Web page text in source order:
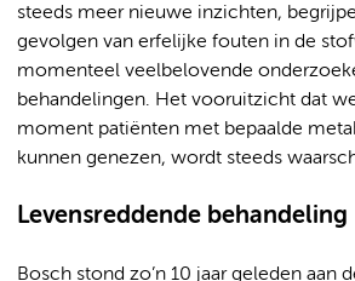
steeds meer nieuwe inzichten,
gevolgen van erfelijke fouten in de
momenteel veelbelovende
behandelingen. Het vooruitzicht dat
moment patiënten met bepaalde
kunnen genezen, wordt steeds
Levensreddende behandeling
Bosch stond zo’n 10 jaar geleden aan